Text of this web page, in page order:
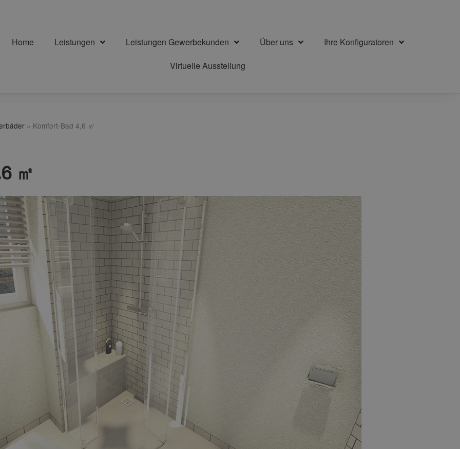
Home Leistungen Leistungen Gewerbekunden Über uns
Ihre Konfiguratoren
Virtuelle Ausstellung
» Komfort-Bad 4,6 ㎡
㎡